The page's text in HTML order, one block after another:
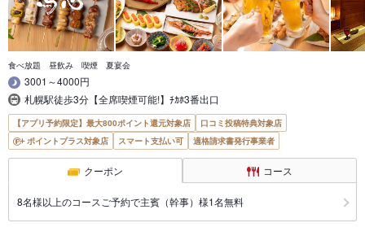
食べ放題 昼飲み 喫煙 夏宴会
3001～4000円
札幌駅徒歩3分【全席喫煙可能!】ﾁｶﾎ3番出口
【アプリ予約限定】最大800ポイント還元対象店
口コミ投稿特典対象店
ポイントプラス対象店
スマート支払い可 適格請求書発行事業者
クーポン コース
8名様以上のコースご予約で主賓（幹事）様1名無料